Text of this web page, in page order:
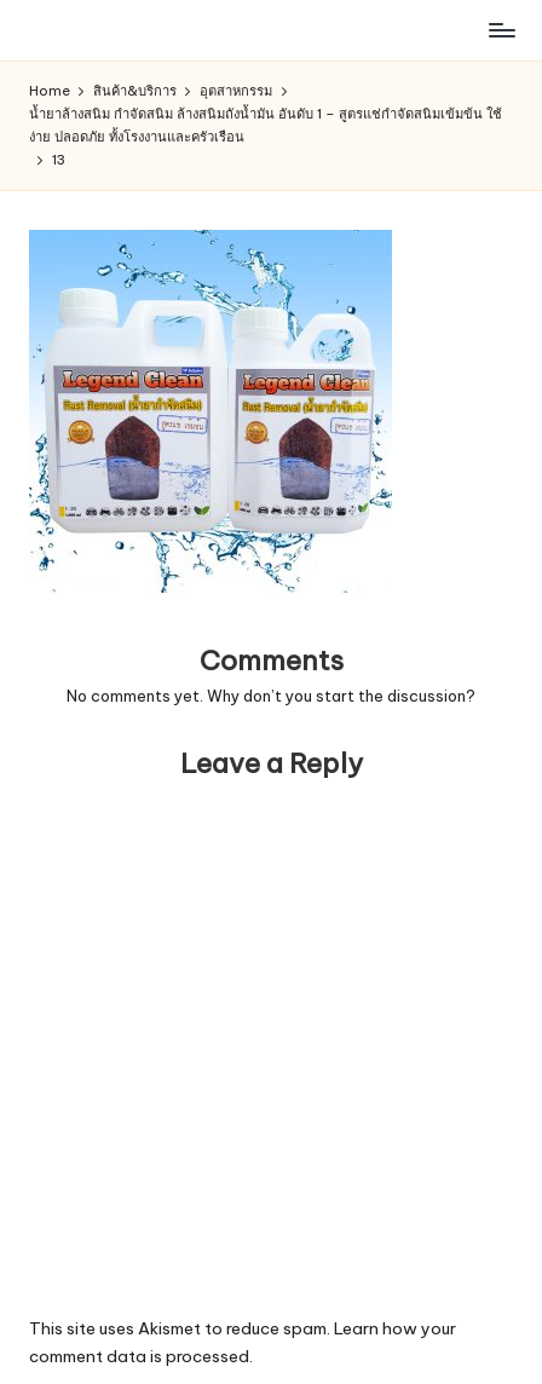
content
สินค้า
ออนไลน์
เพื่อ
คน
Home สินค้า&บริการ
อุตสาหกรรม
น้ำยาล้างสนิม กำจัดสนิม ล้างสนิมถังน้ำมัน อันดับ 1 – สูตรแช่กำจัดสนิมเข้มข้น ใช้
ง่าย ปลอดภัย ทั้งโรงงานและครัวเรือน
13
Comments
No comments yet. Why don’t you start the discussion?
Leave a Reply
This site uses Akismet to reduce spam. Learn how your
comment data is processed.